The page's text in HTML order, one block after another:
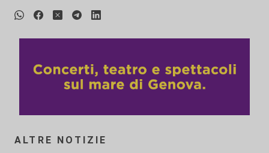
ALTRE NOTIZIE